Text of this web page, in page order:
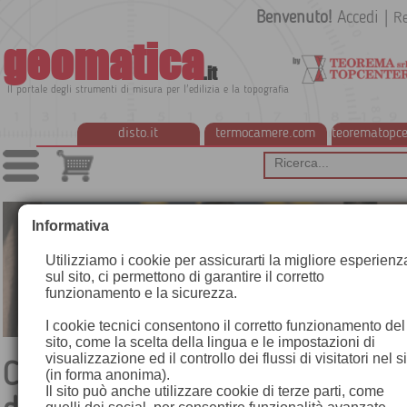
geomatica.it
Il portale degli strumenti di misura per l'edilizia e la topografia
disto.it termocamere.com
Benvenuto! Accedi
Come scegliere il giusto
Informativa
Utilizziamo i cookie per assicurarti la migliore
sul sito, ci permettono di garantire il corretto
funzionamento e la sicurezza.
I cookie tecnici consentono il corretto funzionamento del
sito, come la scelta della lingua e le impostazioni di
visualizzazione ed il controllo dei flussi di visitatori nel
(in forma anonima).
Il sito può anche utilizzare cookie di terze parti, come